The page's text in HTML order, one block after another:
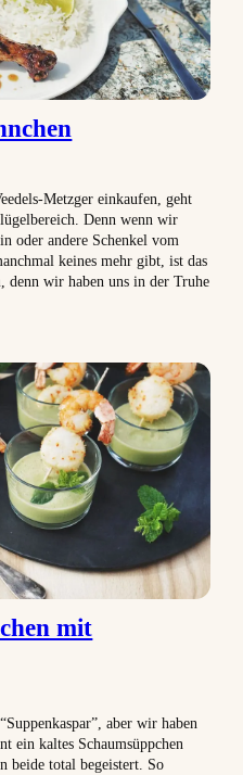
Metzger einkaufen, geht
Denn wenn wir
oder andere Schenkel vom
keines mehr gibt, ist das
denn wir haben uns in der Truhe
mit
aber wir haben
ein kaltes Schaumsüppchen
beide total begeistert. So